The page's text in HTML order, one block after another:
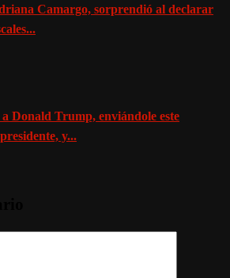
Camargo, sorprendió al declarar
Donald Trump, enviándole este
y...